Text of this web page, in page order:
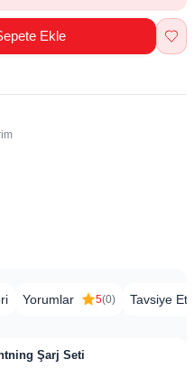
Ekle
Yorumlar 5(0) Tavsiye Et
Şarj Seti